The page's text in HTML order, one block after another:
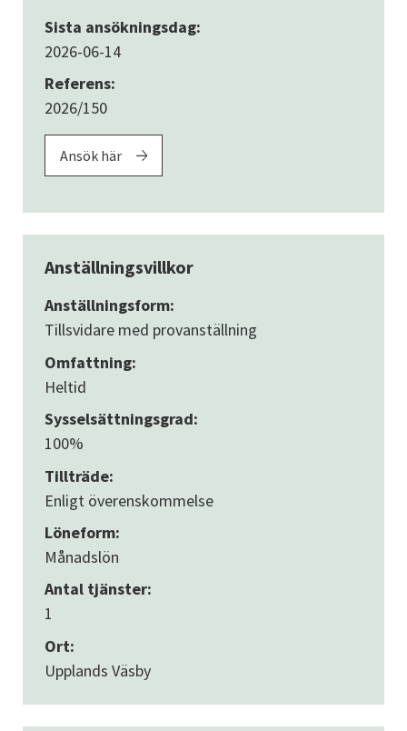
Sista ansökningsdag:
2026-06-14
Referens:
2026/150
Ansök här
Anställningsvillkor
Anställningsform:
Tillsvidare med provanställning
Omfattning:
Heltid
Sysselsättningsgrad:
100%
Tillträde:
Enligt överenskommelse
Löneform:
Månadslön
Antal tjänster:
1
Ort:
Upplands Väsby